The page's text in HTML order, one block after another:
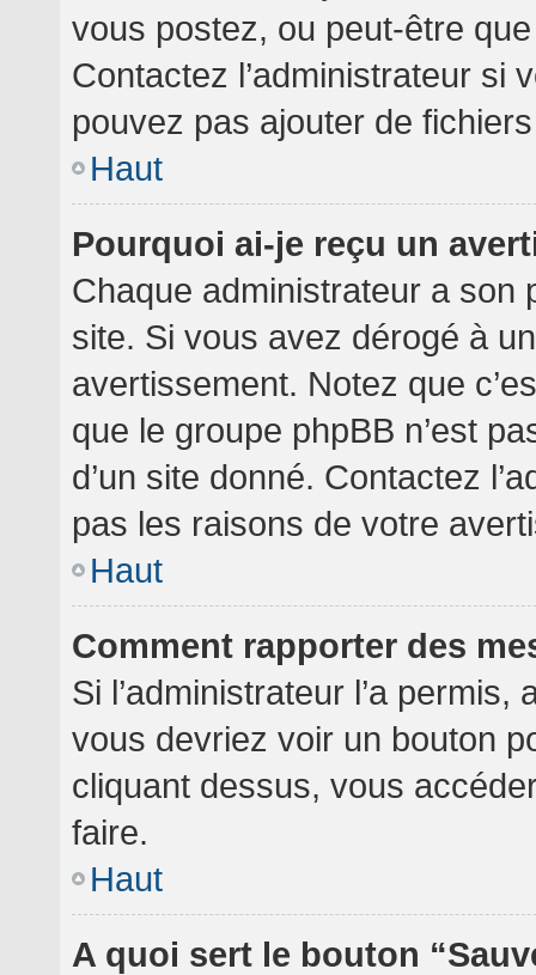
vous postez, ou peut-être
Contactez l’administrateur si
pouvez pas ajouter de
Haut
Pourquoi ai-je reçu un
Chaque administrateur a son
site. Si vous avez dérogé à
avertissement. Notez que
que le groupe phpBB n’est
d’un site donné. Contactez
pas les raisons de votre
Haut
Comment rapporter des
Si l’administrateur l’a
vous devriez voir un bouton
cliquant dessus, vous
faire.
Haut
A quoi sert le bouton